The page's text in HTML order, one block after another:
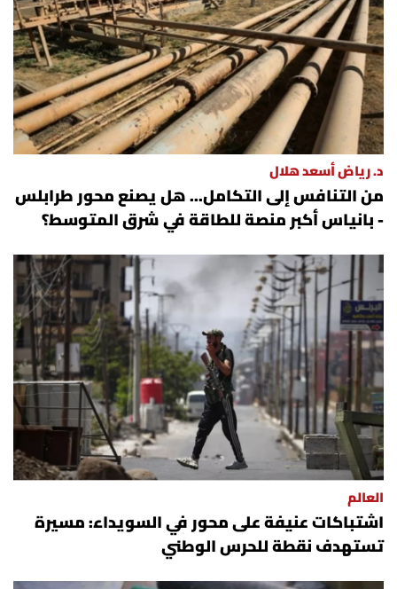
د. رياض أسعد هلال
من التنافس إلى التكامل... هل يصنع محور طرابلس
- بانياس أكبر منصة للطاقة في شرق المتوسط؟
العالم
اشتباكات عنيفة على محور في السويداء: مسيرة
تستهدف نقطة للحرس الوطني